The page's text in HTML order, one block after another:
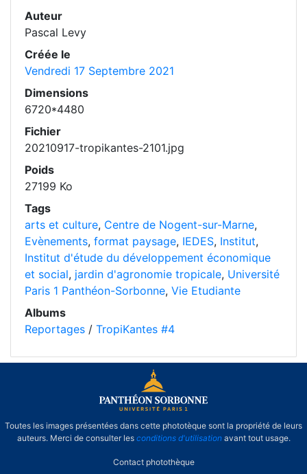
Auteur
Pascal Levy
Créée le
Vendredi 17 Septembre 2021
Dimensions
6720*4480
Fichier
20210917-tropikantes-2101.jpg
Poids
27199 Ko
Tags
arts et culture, Centre de Nogent-sur-Marne,
Evènements, format paysage, IEDES, Institut,
Institut d'étude du développement économique
et social, jardin d'agronomie tropicale, Université
Paris 1 Panthéon-Sorbonne, Vie Etudiante
Albums
Reportages / TropiKantes #4
Toutes les images présentées dans cette phototèque sont la propriété de leurs
auteurs. Merci de consulter les conditions d'utilisationavant tout usage.
Contact photothèque